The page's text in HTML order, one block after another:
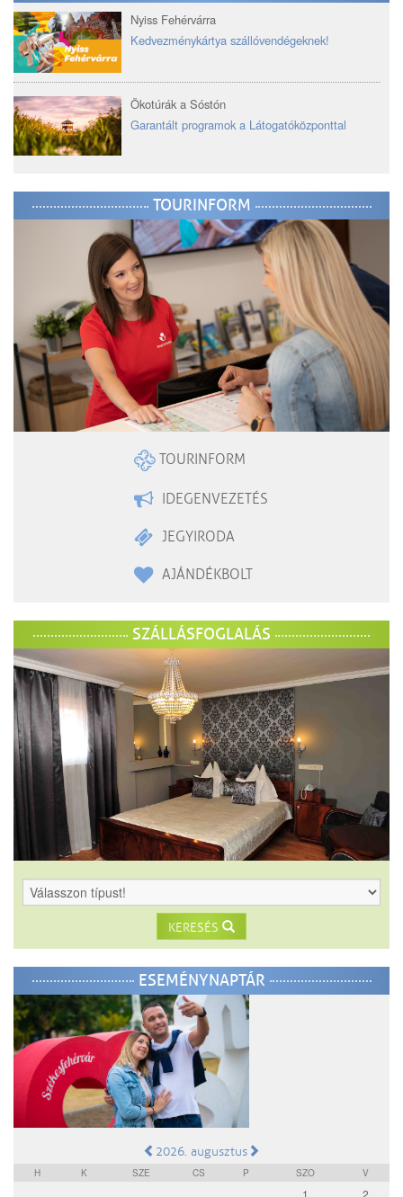
Nyiss Fehérvárra
Kedvezménykártya szállóvendégeknek!
Ökotúrák a Sóstón
Garantált programok a Látogatóközponttal
TOURINFORM
TOURINFORM
IDEGENVEZETÉS
JEGYIRODA
AJÁNDÉKBOLT
SZÁLLÁSFOGLALÁS
KERESÉS
ESEMÉNYNAPTÁR
2026. augusztus
H K SZE CS P SZO V
1 2